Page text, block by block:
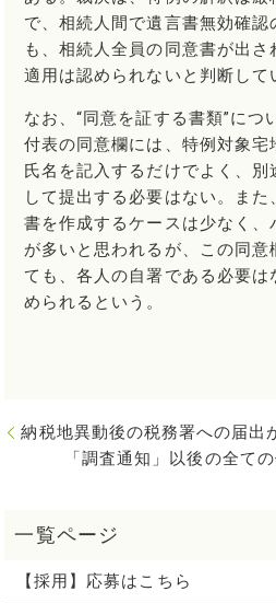
で、相続人間で遺言書無効確認
も、相続人全員の同意書が出
適用は認められないと判断して
なお、“同意を証する書類”につ
付表の同意欄には、特例対象
氏名を記入するだけでよく、
して提出する必要はない。ま
書を作成するケースは少なく
が多いと思われるが、この同
ても、各人の自署である必要
められるという。
納税地異動後の税務署への届出
「調査通知」以後の全て
【採用】応募はこちら